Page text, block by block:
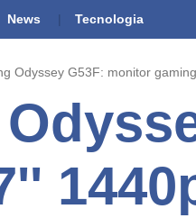
News Tecnologia
Odyssey G53F: monitor